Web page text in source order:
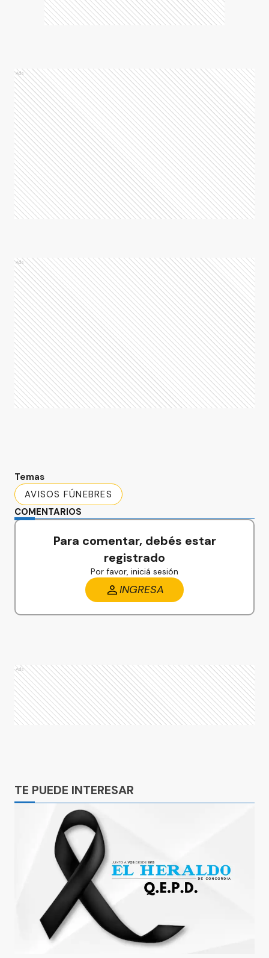
Ads
Ads
Temas
AVISOS FÚNEBRES
COMENTARIOS
Para comentar, debés estar
registrado
Por favor, iniciá sesión
INGRESA
Ads
TE PUEDE INTERESAR